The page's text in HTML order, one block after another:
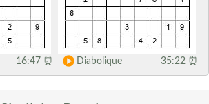
16:47 ⏰ Diabolique 35:22 ⏰